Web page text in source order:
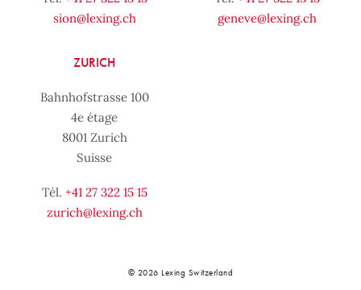
sion@lexing.ch
geneve@lexing.ch
ZURICH
Bahnhofstrasse 100
4e étage
8001 Zurich
Suisse
Tél. +41 27 322 15 15
zurich@lexing.ch
© 2026 Lexing Switzerland